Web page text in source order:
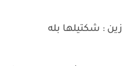
زين : شكتيلها بله